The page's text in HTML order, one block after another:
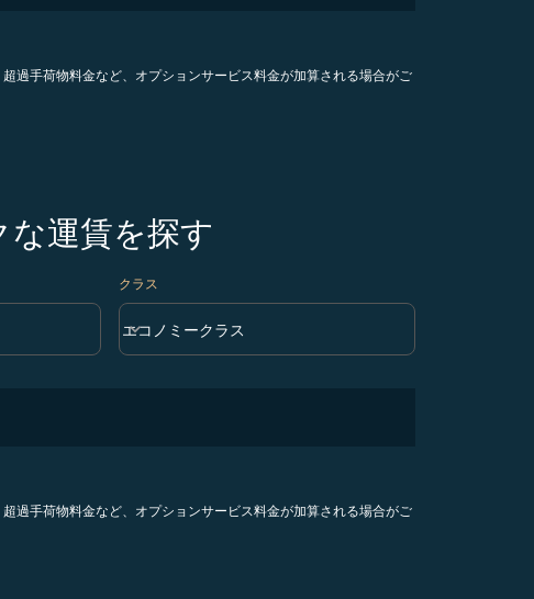
過手荷物料金など、オプションサービス料金が加算される場合がご
運賃を探す
クラス
クラス option エコノミークラス Selected
エコノミークラス
keyboard_arrow_down
過手荷物料金など、オプションサービス料金が加算される場合がご